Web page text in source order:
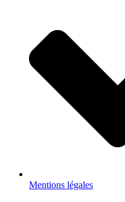
Mentions légales